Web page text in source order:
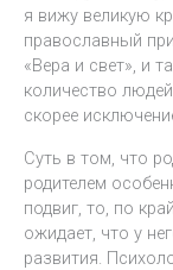
я вижу великую
православный
«Вера и свет», и
количество
скорее
Суть в том, что
родителем
подвиг, то, по
ожидает, что у
развития.